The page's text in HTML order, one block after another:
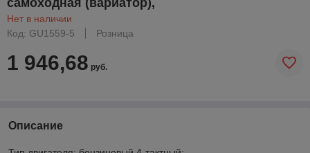
Нет в наличии
Код: GU1559-5
Розница
1 946,68 руб.
Описание